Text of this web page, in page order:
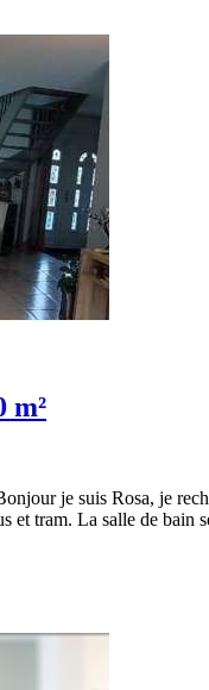
m²
je suis Rosa, je
et tram. La salle de bain